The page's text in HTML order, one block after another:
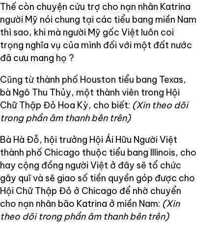
Thế còn chuyện cứu trợ cho nạn nhân Katrina
người Mỹ nói chung tại các tiểu bang miền Nam
thì sao, khi mà người Mỹ gốc Việt luôn coi
trọng nghĩa vụ của mình đối với một đất nước
đã cưu mang họ ?
Cũng từ thành phố Houston tiểu bang Texas,
bà Ngô Thu Thủy, một thành viên trong Hội
Chữ Thập Đỏ Hoa Kỳ, cho biết: (Xin theo dõi
trong phần âm thanh bên trên)
Bà Hà Đỗ, hội trưởng Hội Ái Hữu Người Việt
thành phố Chicago thuộc tiểu bang Illinois, cho
hay cộng đồng người Việt ở đây sẽ tổ chức
gây quĩ và sẽ giao số tiền quyền góp được cho
Hội Chữ Thập Đỏ ở Chicago để nhờ chuyển
cho nạn nhân bão Katrina ở miền Nam: (Xin
theo dõi trong phần âm thanh bên trên)